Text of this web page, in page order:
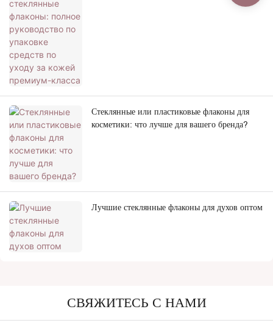
Стеклянные или пластиковые флаконы для
косметики: что лучше для вашего бренда?
Лучшие стеклянные флаконы для духов оптом
СВЯЖИТЕСЬ С НАМИ